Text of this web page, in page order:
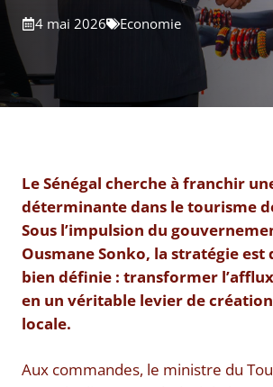
4 mai 2026 Economie
Le Sénégal cherche à franchir
déterminante dans le tourisme
Sous l’impulsion du
Ousmane Sonko, la stratégie est
bien définie : transformer
en un véritable levier de
locale.
Aux commandes, le ministre du